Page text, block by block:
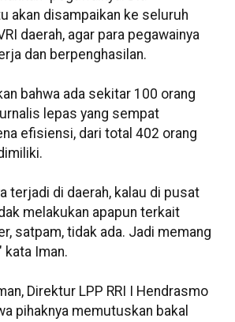
akan disampaikan ke seluruh
daerah, agar para pegawainya
dan berpenghasilan.
bahwa ada sekitar 100 orang
lepas yang sempat
efisiensi, dari total 402 orang
terjadi di daerah, kalau di pusat
melakukan apapun terkait
satpam, tidak ada. Jadi memang
kata Iman.
Direktur LPP RRI I Hendrasmo
pihaknya memutuskan bakal